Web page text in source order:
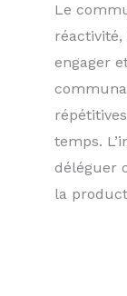
Le
engager
temps.
déléguer
la